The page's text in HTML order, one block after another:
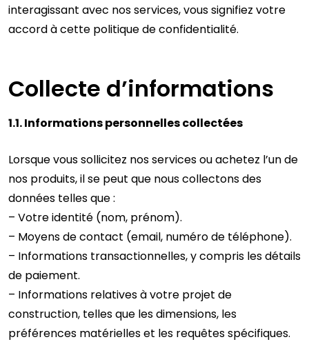
interagissant avec nos services, vous signifiez votre
accord à cette politique de confidentialité.
Collecte d’informations
1.1. Informations personnelles collectées
Lorsque vous sollicitez nos services ou achetez l’un de
nos produits, il se peut que nous collectons des
données telles que :
– Votre identité (nom, prénom).
– Moyens de contact (email, numéro de téléphone).
– Informations transactionnelles, y compris les détails
de paiement.
– Informations relatives à votre projet de
construction, telles que les dimensions, les
préférences matérielles et les requêtes spécifiques.